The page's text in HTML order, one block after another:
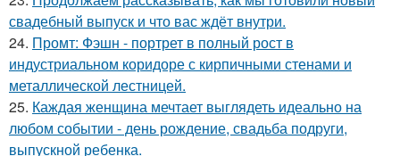
свадебный выпуск и что вас ждёт внутри.
24. Промт: Фэшн - портрет в полный рост в
индустриальном коридоре с кирпичными стенами и
металлической лестницей.
25. Каждая женщина мечтает выглядеть идеально на
любом событии - день рождение, свадьба подруги,
выпускной ребенка.